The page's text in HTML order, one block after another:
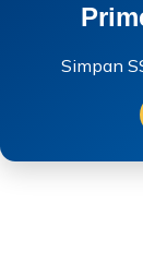
Simpan